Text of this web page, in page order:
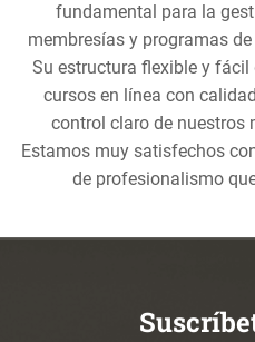
fundamental para la
membresías y programas
Su estructura flexible y
cursos en línea con
control claro de nuestros
Estamos muy satisfechos
de profesionalismo